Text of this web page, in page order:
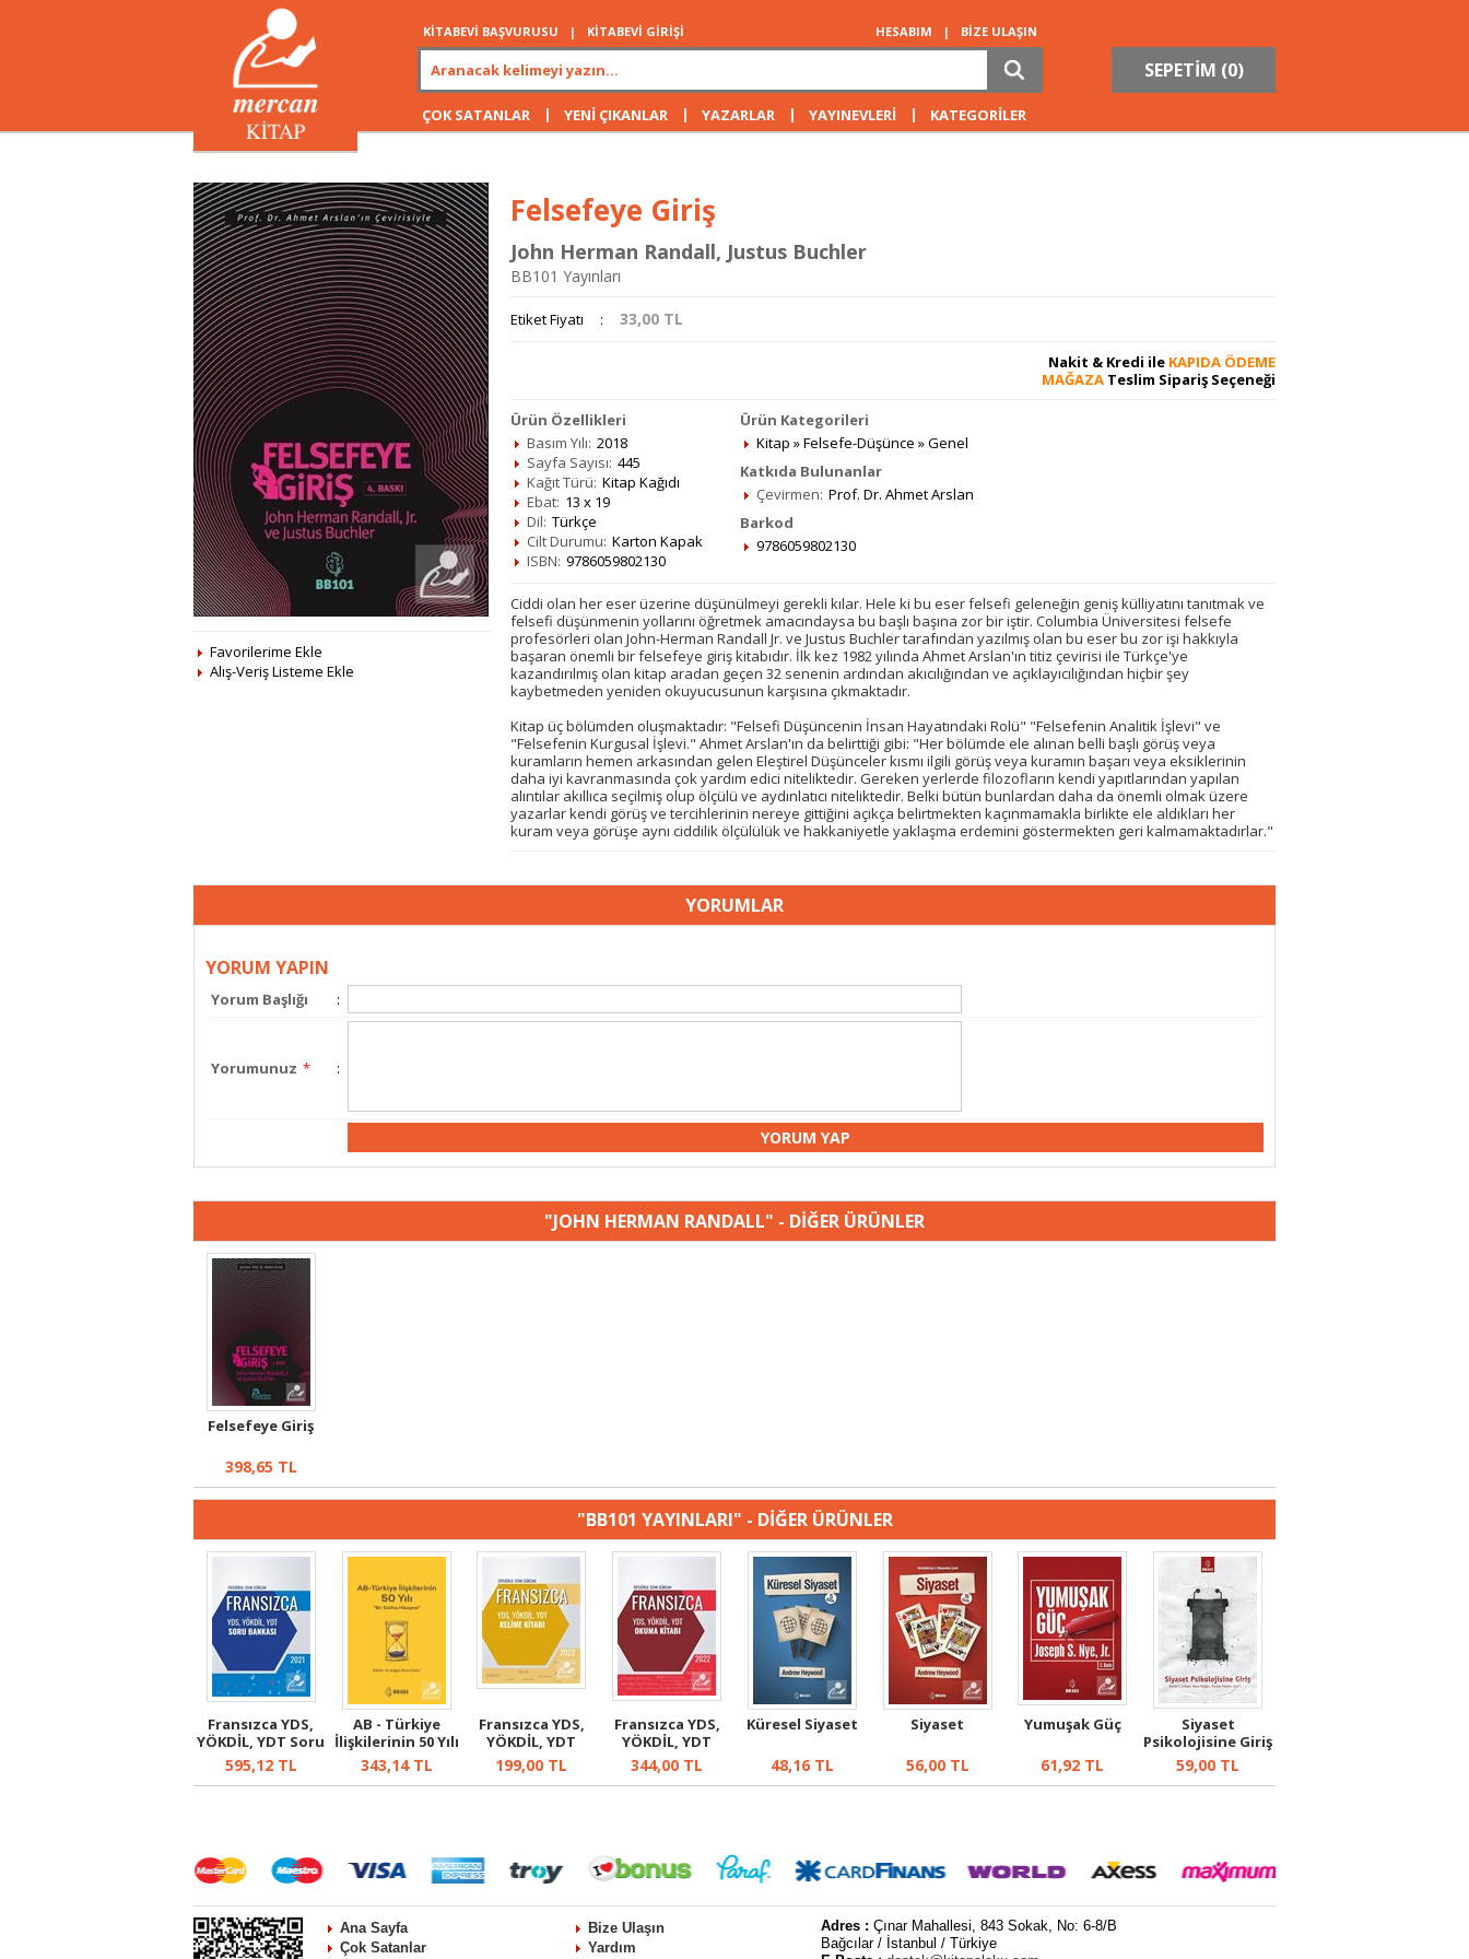
KİTABEVİ BAŞVURUSU | KİTABEVİ GİRİŞİ HESABIM | BİZE ULAŞIN
SEPETİM (0)
ÇOK SATANLAR | YENİ ÇIKANLAR | YAZARLAR | YAYINEVLERİ | KATEGORİLER
Favorilerime Ekle
Alış-Veriş Listeme Ekle
Felsefeye Giriş
John Herman Randall, Justus Buchler
BB101 Yayınları
Etiket Fiyatı : 33,00 TL
Nakit & Kredi ile KAPIDA ÖDEME
MAĞAZA Teslim Sipariş Seçeneği
Ürün Özellikleri
Basım Yılı: 2018
Sayfa Sayısı: 445
Kağıt Türü: Kitap Kağıdı
Ebat: 13 x 19
Dil: Türkçe
Cilt Durumu: Karton Kapak
ISBN: 9786059802130
Ürün Kategorileri
Kitap »Felsefe-Düşünce »Genel
Katkıda Bulunanlar
Çevirmen: Prof. Dr. Ahmet Arslan
Barkod
9786059802130
Ciddi olan her eser üzerine düşünülmeyi gerekli kılar. Hele ki bu eser felsefi geleneğin geniş külliyatını tanıtmak ve
felsefi düşünmenin yollarını öğretmek amacındaysa bu başlı başına zor bir iştir. Columbia Üniversitesi felsefe
profesörleri olan John-Herman Randall Jr. ve Justus Buchler tarafından yazılmış olan bu eser bu zor işi hakkıyla
başaran önemli bir felsefeye giriş kitabıdır. İlk kez 1982 yılında Ahmet Arslan'ın titiz çevirisi ile Türkçe'ye
kazandırılmış olan kitap aradan geçen 32 senenin ardından akıcılığından ve açıklayıcılığından hiçbir şey
kaybetmeden yeniden okuyucusunun karşısına çıkmaktadır.
Kitap üç bölümden oluşmaktadır: "Felsefi Düşüncenin İnsan Hayatındaki Rolü" "Felsefenin Analitik İşlevi" ve
"Felsefenin Kurgusal İşlevi." Ahmet Arslan'ın da belirttiği gibi: "Her bölümde ele alınan belli başlı görüş veya
kuramların hemen arkasından gelen Eleştirel Düşünceler kısmı ilgili görüş veya kuramın başarı veya eksiklerinin
daha iyi kavranmasında çok yardım edici niteliktedir. Gereken yerlerde filozofların kendi yapıtlarından yapılan
alıntılar akıllıca seçilmiş olup ölçülü ve aydınlatıcı niteliktedir. Belki bütün bunlardan daha da önemli olmak üzere
yazarlar kendi görüş ve tercihlerinin nereye gittiğini açıkça belirtmekten kaçınmamakla birlikte ele aldıkları her
kuram veya görüşe aynı ciddilik ölçülülük ve hakkaniyetle yaklaşma erdemini göstermekten geri kalmamaktadırlar."
YORUMLAR
YORUM YAPIN
Yorum Başlığı :
Yorumunuz * :
"JOHN HERMAN RANDALL" - DİĞER ÜRÜNLER
Felsefeye Giriş
398,65 TL
"BB101 YAYINLARI" - DİĞER ÜRÜNLER
Fransızca YDS,
YÖKDİL, YDT Soru
Bankası
595,12TL
AB - Türkiye
İlişkilerinin 50 Yılı
343,14TL
Fransızca YDS,
YÖKDİL, YDT
Kelime Kitabı
199,00 TL
Fransızca YDS,
YÖKDİL, YDT
Okuma Kitabı
344,00 TL
Küresel Siyaset
48,16TL
Siyaset
56,00TL
Yumuşak Güç
61,92 TL
Siyaset
Psikolojisine Giriş
59,00 TL
Ana Sayfa
Çok Satanlar
Bize Ulaşın
Yardım
Adres :Çınar Mahallesi, 843 Sokak, No: 6-8/B
Bağcılar / İstanbul / Türkiye